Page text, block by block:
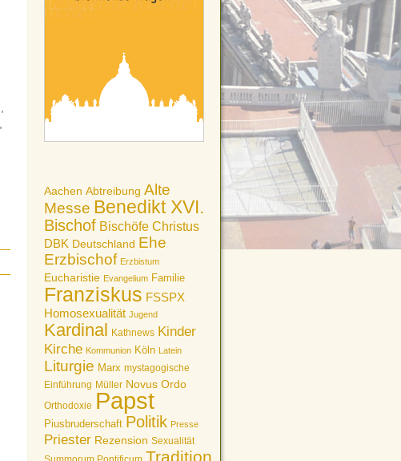
Aachen Abtreibung Alte
Messe Benedikt XVI.
Bischof Bischöfe Christus
DBK Deutschland Ehe
Erzbischof Erzbistum
Eucharistie Evangelium Familie
Franziskus FSSPX
Homosexualität Jugend
Kardinal Kathnews Kinder
Kirche Kommunion Köln Latein
Liturgie Marx mystagogische
Einführung Müller Novus Ordo
Orthodoxie Papst
Piusbruderschaft Politik Presse
Priester Rezension Sexualität
Tradition